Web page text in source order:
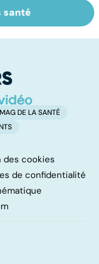
des
: que
?
santé
DE LA SANTÉ
des cookies
de confidentialité